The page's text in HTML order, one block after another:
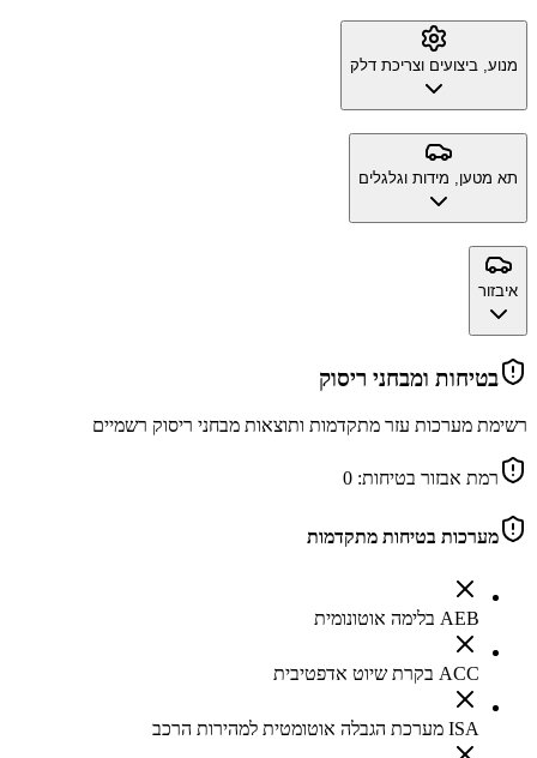
מנוע, ביצועים וצריכת דלק
תא מטען, מידות וגלגלים
איבזור
בטיחות ומבחני ריסוק
רשימת מערכות עזר מתקדמות ותוצאות מבחני ריסוק רשמיים
רמת אבזור בטיחות: 0
מערכות בטיחות מתקדמות
AEB בלימה אוטונומית
ACC בקרת שיוט אדפטיבית
ISA מערכת הגבלה אוטומטית למהירות הרכב